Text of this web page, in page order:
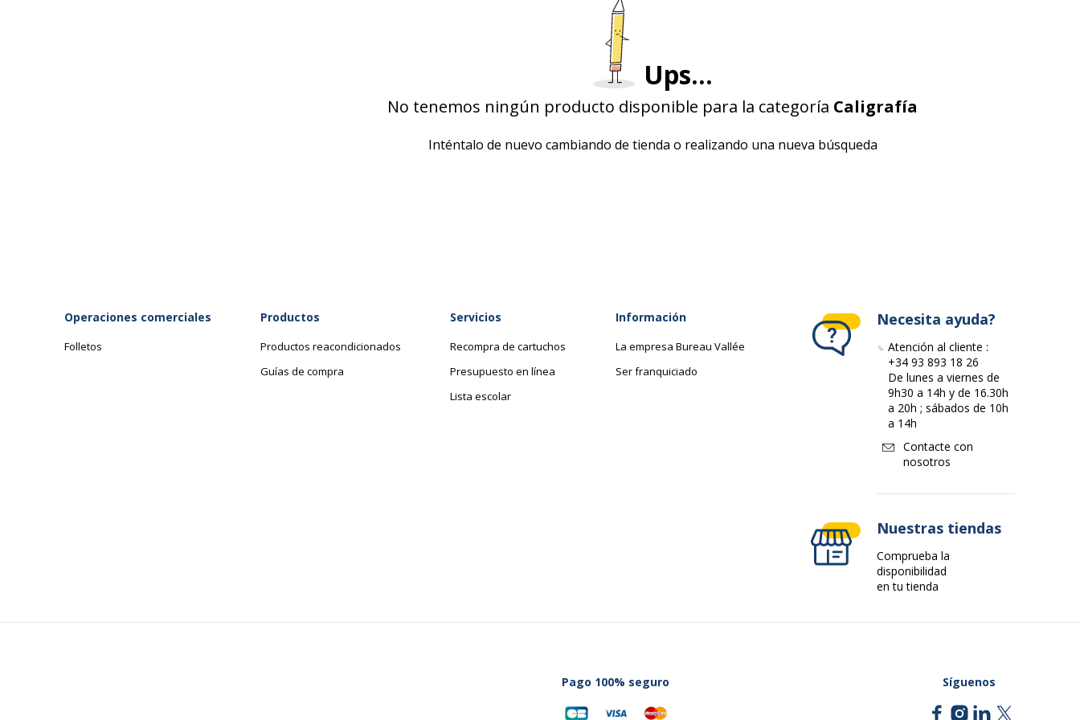
Ups...
No tenemos ningún producto disponible para la categoría Caligrafía
Inténtalo de nuevo cambiando de tienda o realizando una nueva búsqueda
Operaciones comerciales
Folletos
Productos
Productos reacondicionados
Guías de compra
Servicios
Recompra de cartuchos
Presupuesto en línea
Lista escolar
Información
La empresa Bureau Vallée
Ser franquiciado
Necesita ayuda?
Atención al cliente :
+34 93 893 18 26
De lunes a viernes de
9h30 a 14h y de 16.30h
a 20h ; sábados de 10h
a 14h
Contacte con
nosotros
Nuestras tiendas
Comprueba la
disponibilidad
en tu tienda
Pago 100% seguro Síguenos